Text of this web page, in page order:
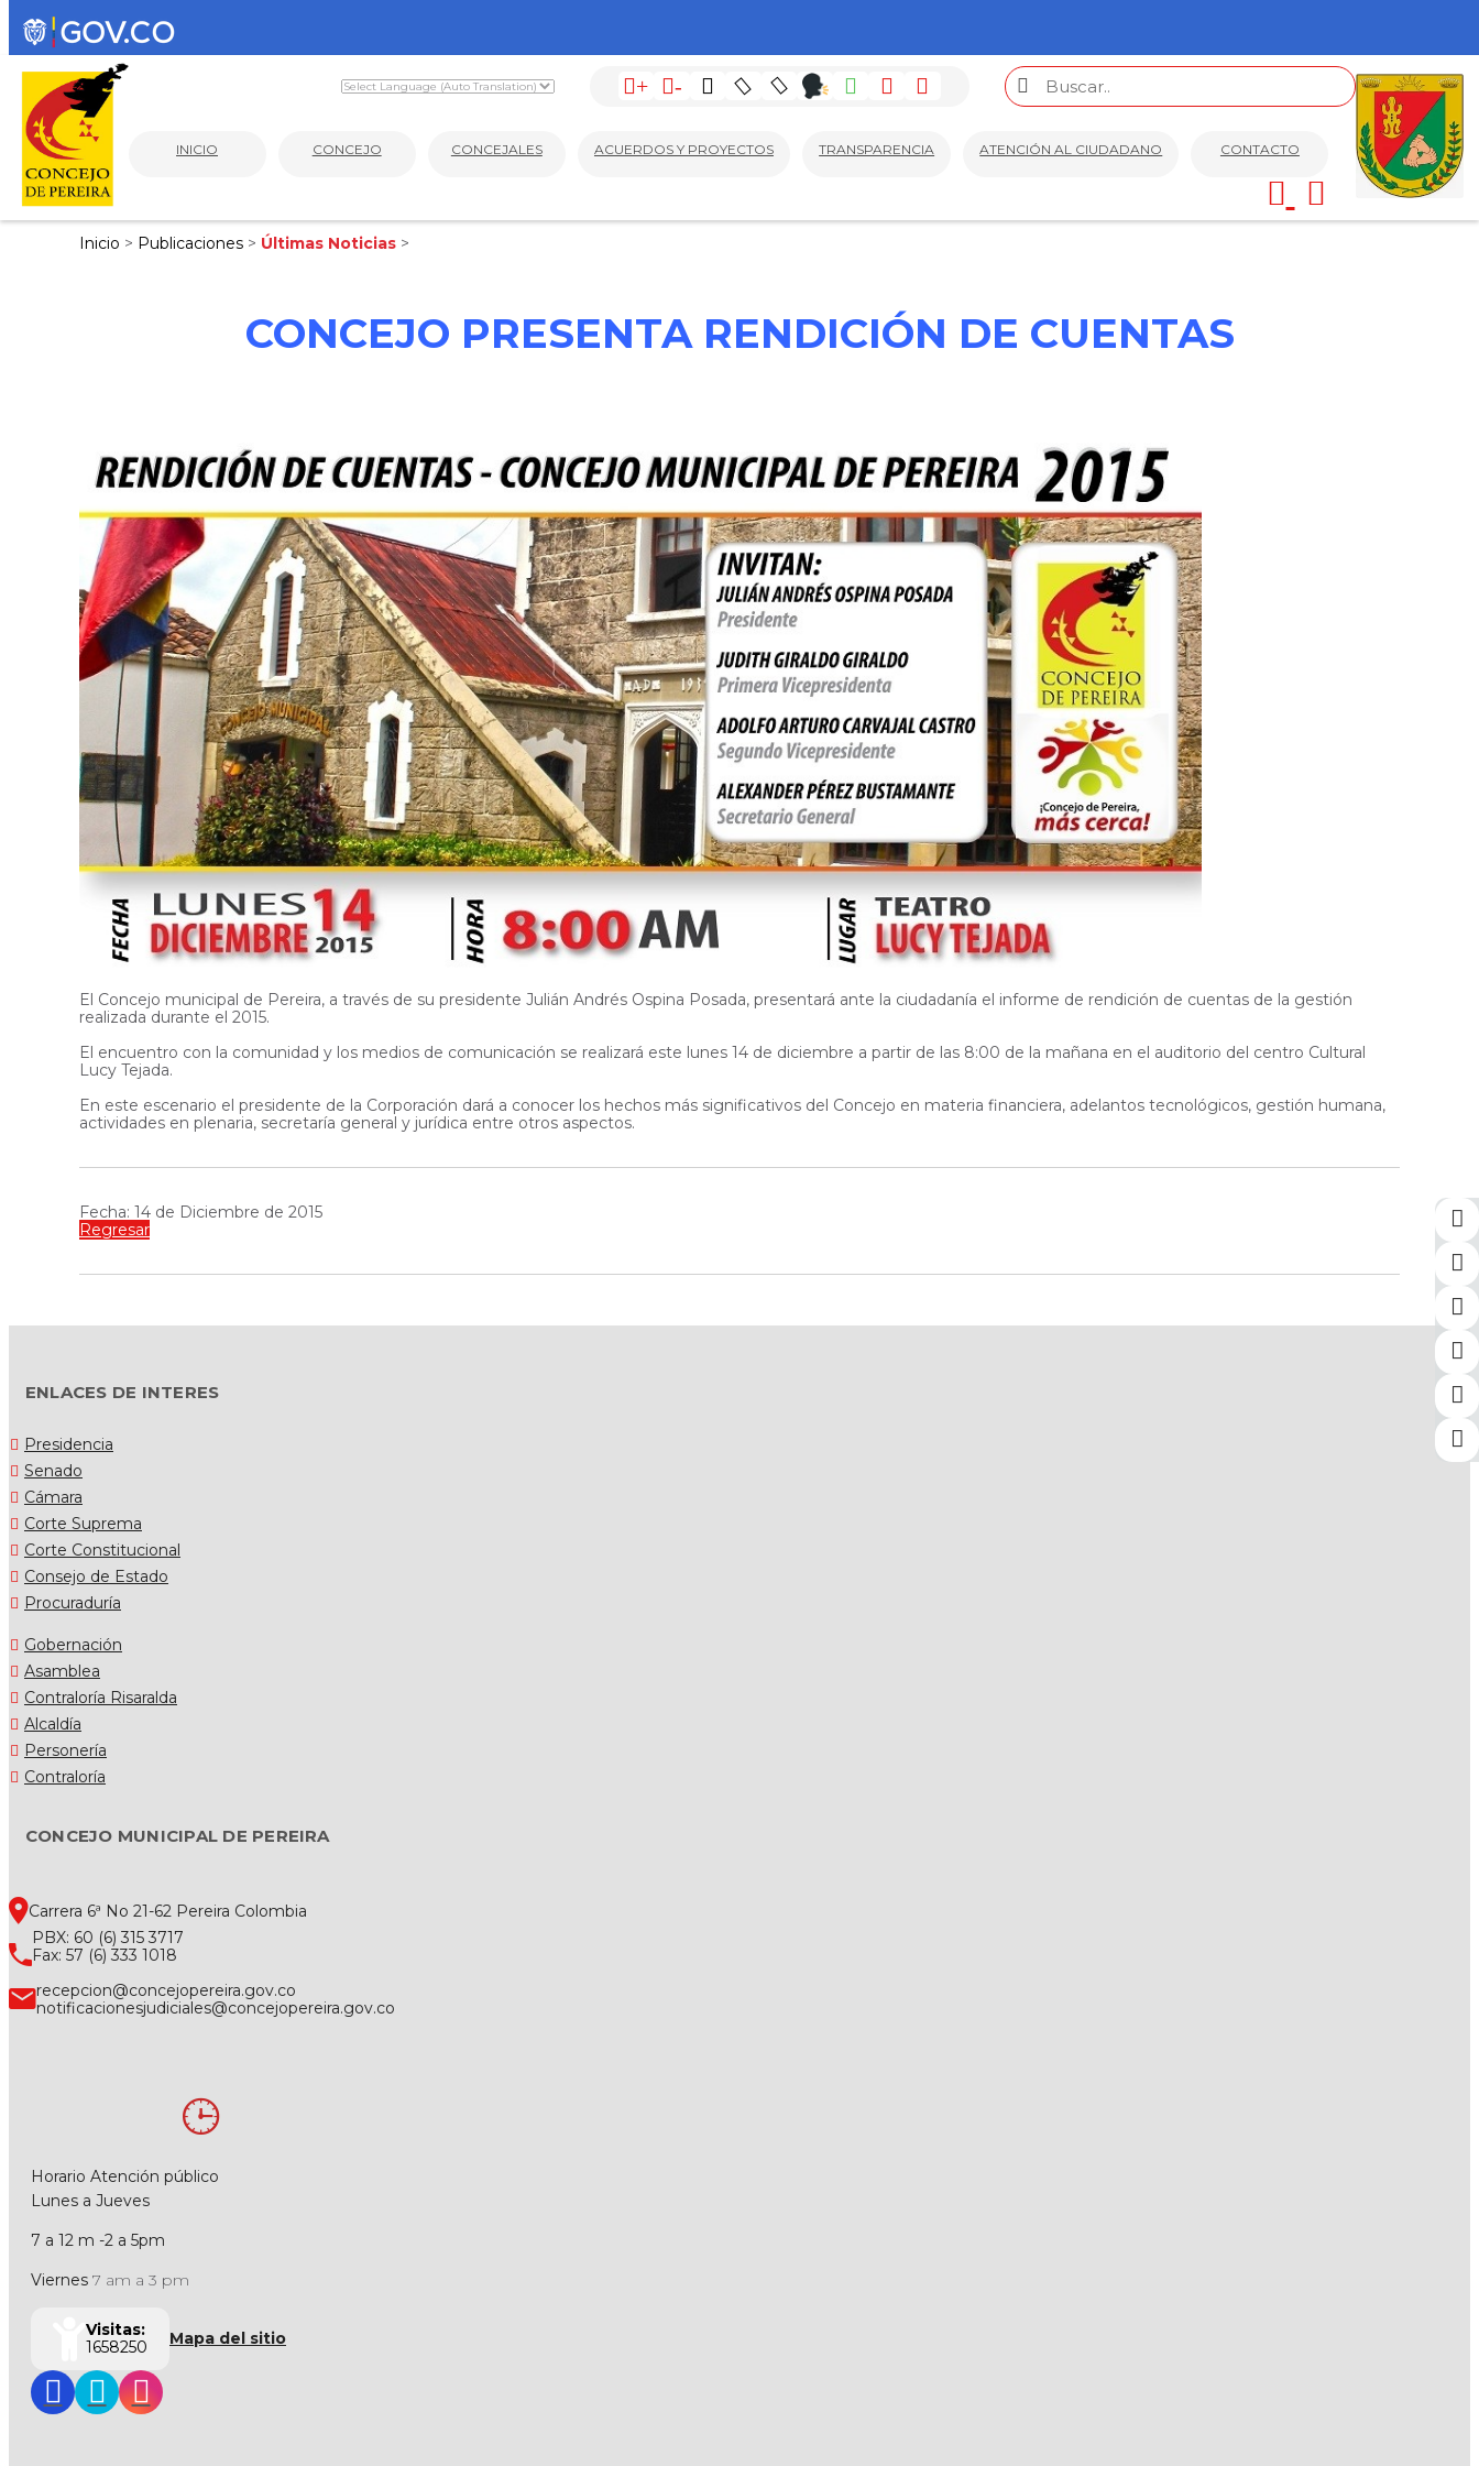
+ -
INICIO CONCEJO CONCEJALES ACUERDOS Y PROYECTOS TRANSPARENCIA ATENCIÓN AL CIUDADANO CONTACTO
Inicio > Publicaciones > Últimas Noticias >
CONCEJO PRESENTA RENDICIÓN DE CUENTAS
El Concejo municipal de Pereira, a través de su presidente Julián Andrés Ospina Posada, presentará ante la ciudadanía el informe de rendición de cuentas de la gestión
realizada durante el 2015.
El encuentro con la comunidad y los medios de comunicación se realizará este lunes 14 de diciembre a partir de las 8:00 de la mañana en el auditorio del centro Cultural
Lucy Tejada.
En este escenario el presidente de la Corporación dará a conocer los hechos más significativos del Concejo en materia financiera, adelantos tecnológicos, gestión humana,
actividades en plenaria, secretaría general y jurídica entre otros aspectos.
Fecha: 14 de Diciembre de 2015
Regresar
ENLACES DE INTERES
Presidencia
Senado
Cámara
Corte Suprema
Corte Constitucional
Consejo de Estado
Procuraduría
Gobernación
Asamblea
Contraloría Risaralda
Alcaldía
Personería
Contraloría
CONCEJO MUNICIPAL DE PEREIRA
Carrera 6ª No 21-62 Pereira Colombia
PBX: 60 (6) 315 3717
Fax: 57 (6) 333 1018
recepcion@concejopereira.gov.co
notificacionesjudiciales@concejopereira.gov.co
Horario Atención público
Lunes a Jueves
7 a 12 m -2 a 5pm
Viernes 7 am a 3 pm
Visitas:
1658250
Mapa del sitio